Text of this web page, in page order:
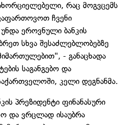
რაც მოგვცემს
ჩვენი
ეროვნული ბანკის
სხვა შესაძლებლობებზე
- განაცხადა
საგანგებო და
კელი დეგნანმა.
პრეზიდენტი ფინანასური
და ვრცლად ისაუბრა